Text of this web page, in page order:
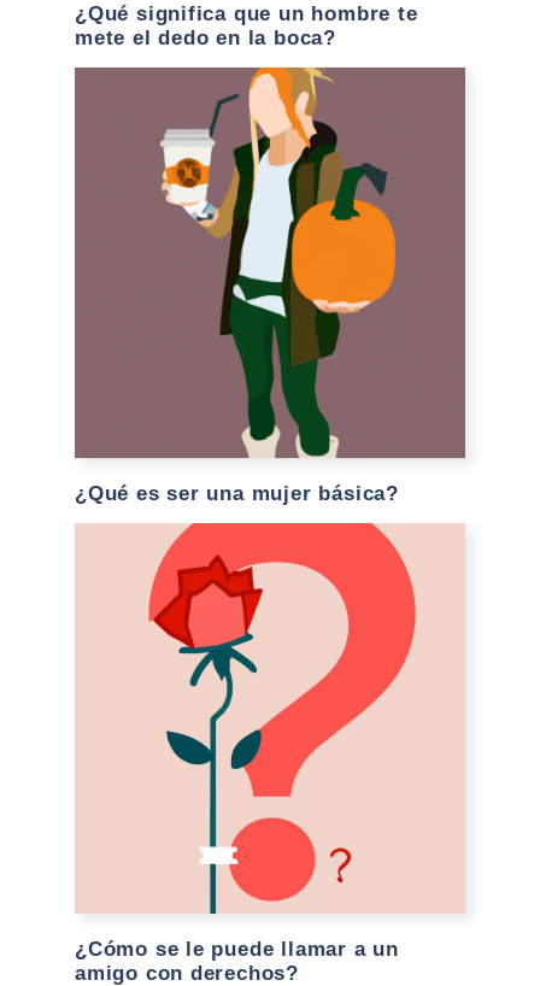
¿Qué significa que un hombre te
mete el dedo en la boca?
¿Qué es ser una mujer básica?
¿Cómo se le puede llamar a un
amigo con derechos?